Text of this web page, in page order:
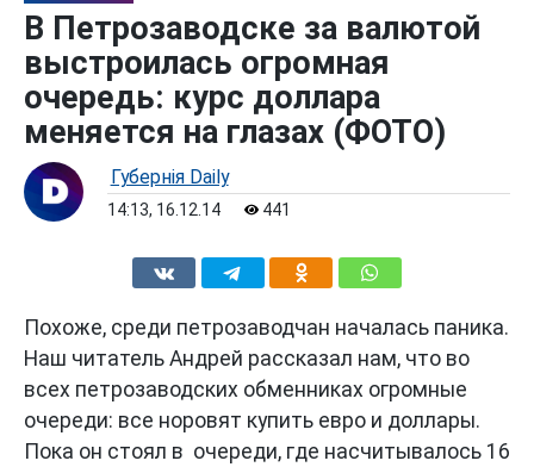
В Петрозаводске за валютой
выстроилась огромная
очередь: курс доллара
меняется на глазах (ФОТО)
Губернiя Daily
14:13, 16.12.14 441
Похоже, среди петрозаводчан началась паника.
Наш читатель Андрей рассказал нам, что во
всех петрозаводских обменниках огромные
очереди: все норовят купить евро и доллары.
Пока он стоял в очереди, где насчитывалось 16